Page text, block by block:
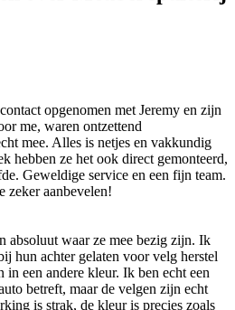
opgenomen met Jeremy en zijn
me, waren ontzettend
mee. Alles is netjes en vakkundig
hebben ze het ook direct gemonteerd,
Geweldige service en een fijn team.
zeker aanbevelen!
absoluut waar ze mee bezig zijn. Ik
hun achter gelaten voor velg herstel
in een andere kleur. Ik ben echt een
betreft, maar de velgen zijn echt
is strak, de kleur is precies zoals